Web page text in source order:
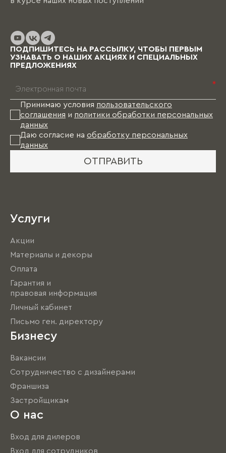
обсуждение и согласование проекта и на
выбранных материалов и коллекции), и какое-
то время Вам в этом случае придется пожить
без мебели.
ПОДПИШИТЕСЬ НА РАССЫЛКУ, ЧТОБЫ ПЕРВЫМ
УЗНАВАТЬ О НАШИХ АКЦИЯХ И СПЕЦИАЛЬНЫХ
ПРЕДЛОЖЕНИЯХ
*
Принимаю условия пользовательского
соглашения и политики обработки персональных
данных
Даю согласие на обработку персональных
данных
ОТПРАВИТЬ
Услуги
Акции
Материалы и декоры
Оплата
Гарантия и
правовая информация
Личный кабинет
Письмо ген. директору
Бизнесу
Вакансии
Сотрудничество с дизайнерами
Франшиза
Застройщикам
О нас
Вход для дилеров
Вход для сотрудников